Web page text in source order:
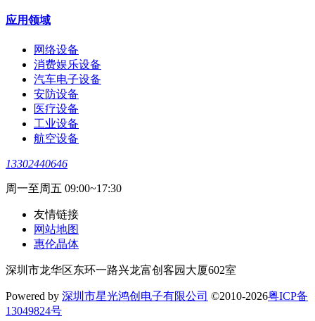
应用领域
网络设备
消费娱乐设备
汽车电子设备
安防设备
医疗设备
工业设备
航空设备
13302440646
周一至周五 09:00~17:30
友情链接
网站地图
惠伦晶体
深圳市龙华区东环一路兴龙富创客园大厦602室
Powered by 深圳市星光鸿创电子有限公司 ©2010-2026粤ICP备
13049824号